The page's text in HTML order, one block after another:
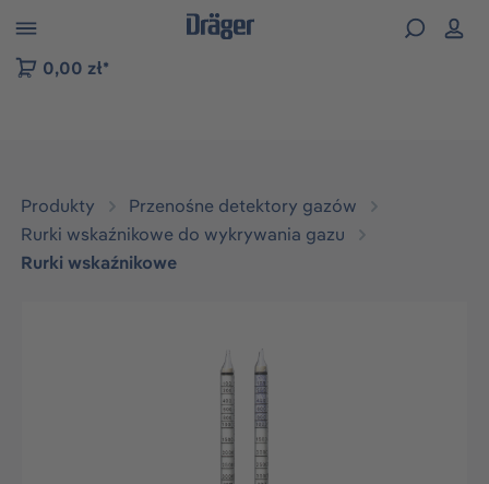
do nawigacji na platformie B2B
0,00 zł*
Produkty
Przenośne detektory gazów
Rurki wskaźnikowe do wykrywania gazu
Rurki wskaźnikowe